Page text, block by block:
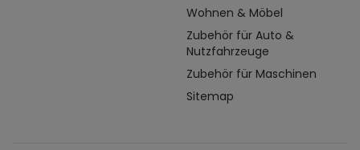
Wohnen & Möbel
Zubehör für Auto &
Nutzfahrzeuge
Zubehör für Maschinen
Sitemap